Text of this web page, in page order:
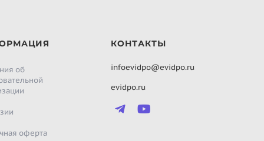
об
оферта
КОНТАКТЫ
infoevidpo@evidpo.ru
evidpo.ru